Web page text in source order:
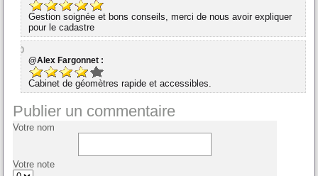
Gestion soignée et bons conseils, merci de nous avoir expliquer
pour le cadastre
@Alex Fargonnet :
Cabinet de géomètres rapide et accessibles.
Publier un commentaire
Votre nom
Votre note